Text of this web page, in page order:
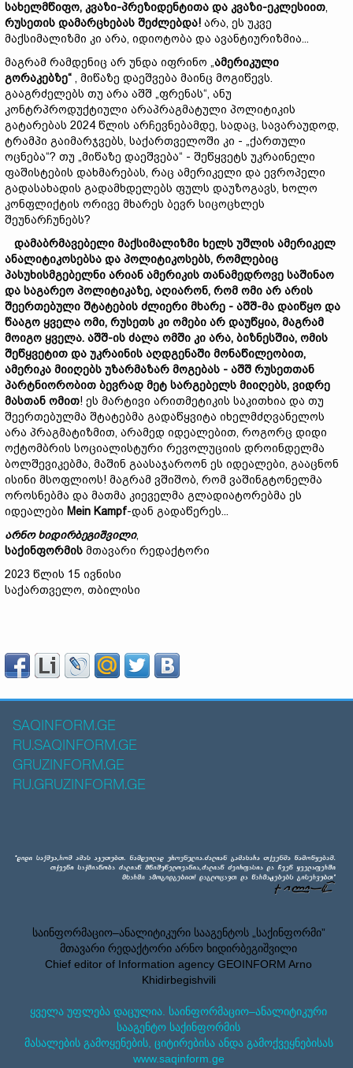
სახელმწიფო, კვაზი-პრეზიდენტითა და კვაზი-ეკლესიით,
რუსეთის დამარცხებას შეძლებდა! არა, ეს უკვე
მაქსიმალიზმი კი არა, იდიოტობა და ავანტიურიზმია...
მაგრამ რამდენიც არ უნდა იფრინო „ამერიკული
გორაკებზე“ ​, მიწაზე დაეშვება მაინც მოგიწევს.
გააგრძელებს თუ არა აშშ „ფრენას“, ანუ
კონტრპროდუქტიული არაპრაგმატული პოლიტიკის
გატარებას 2024 წლის არჩევნებამდე, სადაც, სავარაუდოდ,
ტრამპი გაიმარჯვებს, საქართველოში კი - „ქართული
ოცნება“? თუ „მიწაზე დაეშვება“ - შეწყვეტს უკრაინელი
ფაშისტების დახმარებას, რაც ამერიკელი და ევროპელი
გადასახადის გადამხდელებს ფულს დაუზოგავს, ხოლო
კონფლიქტის ორივე მხარეს ბევრ სიცოცხლეს
შეუნარჩუნებს?
დამაბრმავებელი მაქსიმალიზმი ხელს უშლის ამერიკელ
ანალიტიკოსებსა და პოლიტიკოსებს, რომლებიც
პასუხისმგებელნი არიან ამერიკის თანამედროვე საშინაო
და საგარეო პოლიტიკაზე, აღიარონ, რომ ომი არ არის
შეერთებული შტატების ძლიერი მხარე - აშშ-მა დაიწყო და
წააგო ყველა ომი, რუსეთს კი ომები არ დაუწყია, მაგრამ
მოიგო ყველა. აშშ-ის ძალა ომში კი არა, ბიზნესშია, ომის
შეწყვეტით და უკრაინის აღდგენაში მონაწილეობით,
ამერიკა მიიღებს უზარმაზარ მოგებას - აშშ რუსეთთან
პარტნიორობით ბევრად მეტ სარგებელს მიიღებს, ვიდრე
მასთან ომით! ეს მარტივი არითმეტიკის საკითხია და თუ
შეერთებულმა შტატებმა გადაწყვიტა იხელმძღვანელოს
არა პრაგმატიზმით, არამედ იდეალებით, როგორც დიდი
ოქტომბრის სოციალისტური რევოლუციის დროინდელმა
ბოლშევიკებმა, მაშინ გაასაჯაროონ ეს იდეალები, გააცნონ
ისინი მსოფლიოს! მაგრამ ვშიშობ, რომ ვაშინგტონელმა
ოროსნებმა და მათმა კიეველმა გლადიატორებმა ეს
იდეალები Mein Kampf-დან გადაწერეს...
არნო ხიდირბეგიშვილი,
საქინფორმის მთავარი რედაქტორი
2023 წლის 15 ივნისი
საქართველო, თბილისი
SAQINFORM.GE
RU.SAQINFORM.GE
GRUZINFORM.GE
RU.GRUZINFORM.GE
საინფორმაციო–ანალიტიკური სააგენტოს „საქინფორმი”
მთავარი რედაქტორი არნო ხიდირბეგიშვილი
Chief editor of Information agency GEOINFORM Arno
Khidirbegishvili
ყველა უფლება დაცულია. საინფორმაციო–ანალიტიკური
სააგენტო საქინფორმის
მასალების გამოყენების, ციტირებისა ანდა გამოქვეყნებისას
www.saqinform.ge